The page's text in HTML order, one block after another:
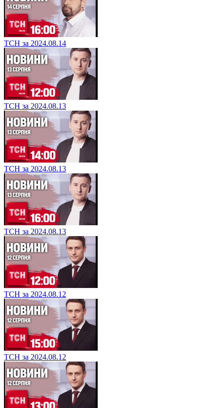
ТСН за 2024.08.14
ТСН за 2024.08.13
ТСН за 2024.08.13
ТСН за 2024.08.13
ТСН за 2024.08.12
ТСН за 2024.08.12